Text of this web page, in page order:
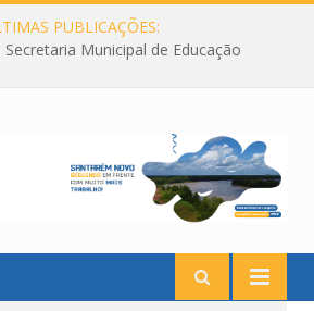
PUBLICAÇÕES:
Municipal de Educação